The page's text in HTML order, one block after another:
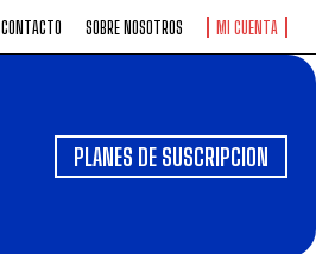
CONTACTO SOBRE NOSOTROS MI CUENTA
PLANES DE SUSCRIPCION